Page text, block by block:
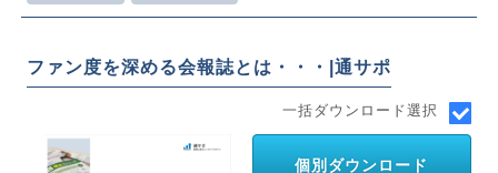
ファン度を深める会報誌とは・・・|通サポ
一括ダウンロード選択
個別ダウンロード